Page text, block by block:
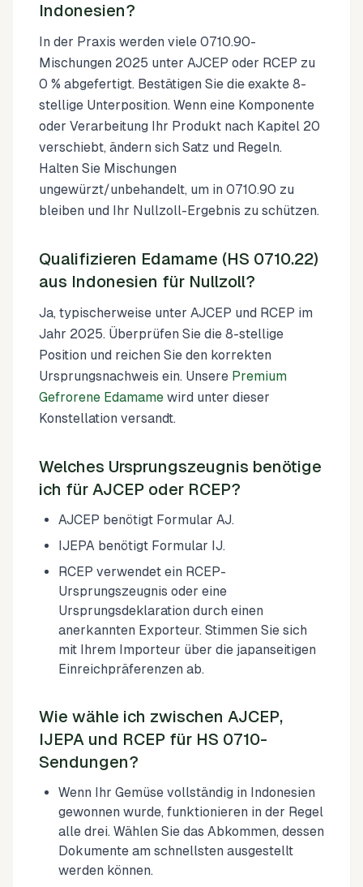
Indonesien?
In der Praxis werden viele 0710.90-
Mischungen 2025 unter AJCEP oder RCEP zu
0 % abgefertigt. Bestätigen Sie die exakte 8-
stellige Unterposition. Wenn eine Komponente
oder Verarbeitung Ihr Produkt nach Kapitel 20
verschiebt, ändern sich Satz und Regeln.
Halten Sie Mischungen
ungewürzt/unbehandelt, um in 0710.90 zu
bleiben und Ihr Nullzoll-Ergebnis zu schützen.
Qualifizieren Edamame (HS 0710.22)
aus Indonesien für Nullzoll?
Ja, typischerweise unter AJCEP und RCEP im
Jahr 2025. Überprüfen Sie die 8-stellige
Position und reichen Sie den korrekten
Ursprungsnachweis ein. Unsere Premium
Gefrorene Edamame wird unter dieser
Konstellation versandt.
Welches Ursprungszeugnis benötige
ich für AJCEP oder RCEP?
AJCEP benötigt Formular AJ.
IJEPA benötigt Formular IJ.
RCEP verwendet ein RCEP-
Ursprungszeugnis oder eine
Ursprungsdeklaration durch einen
anerkannten Exporteur. Stimmen Sie sich
mit Ihrem Importeur über die japanseitigen
Einreichpräferenzen ab.
Wie wähle ich zwischen AJCEP,
IJEPA und RCEP für HS 0710-
Sendungen?
Wenn Ihr Gemüse vollständig in Indonesien
gewonnen wurde, funktionieren in der Regel
alle drei. Wählen Sie das Abkommen, dessen
Dokumente am schnellsten ausgestellt
werden können.